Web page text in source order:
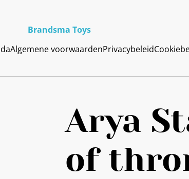
Brandsma Toys
Algemene voorwaardenPrivacybeleid
Arya
of